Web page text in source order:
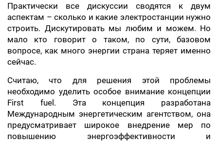
Практически все дискуссии сводятся к двум
аспектам – сколько и какие электростанции нужно
строить. Дискутировать мы любим и можем. Но
мало кто говорит о таком, по сути, базовом
вопросе, как много энергии страна теряет именно
сейчас.
Считаю, что для решения этой проблемы
необходимо уделить особое внимание концепции
First fuel. Эта концепция разработана
Международным энергетическим агентством, она
предусматривает широкое внедрение мер по
повышению энергоэффективности и